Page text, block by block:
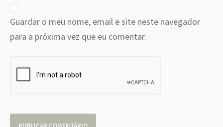
Guardar o meu nome, email e site neste navegador
para a próxima vez que eu comentar.